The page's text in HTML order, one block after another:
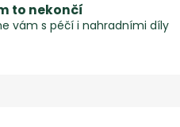
to nekončí
vám s péčí i nahradními díly